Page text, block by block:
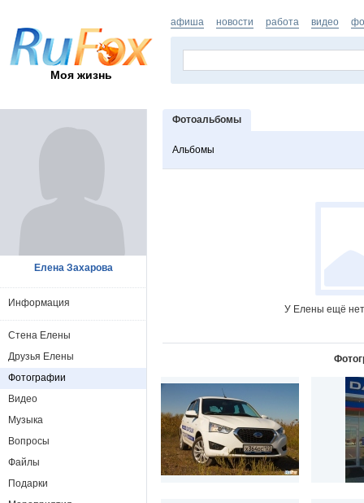
Моя жизнь
афиша новости работа видео
Фотоальбомы
Альбомы
У Елены ещё
Елена Захарова
Информация
Стена Елены
Друзья Елены
Фотографии
Видео
Музыка
Вопросы
Файлы
Подарки